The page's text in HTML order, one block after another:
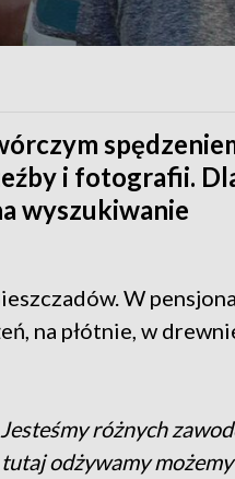
i fotografii.
wyszukiwanie
W
na płótnie, w
różnych
odżywamy